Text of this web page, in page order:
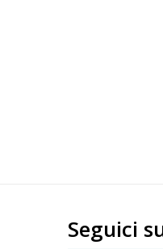
Seguici